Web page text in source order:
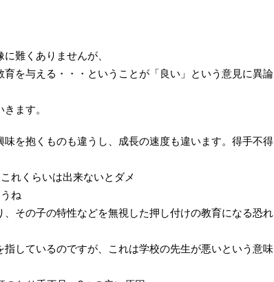
難くありませんが、
を与える・・・ということが「良い」という意見に異論
ます。
を抱くものも違うし、成長の速度も違います。得手不得
れくらいは出来ないとダメ
ね
その子の特性などを無視した押し付けの教育になる恐れ
しているのですが、これは学校の先生が悪いという意味